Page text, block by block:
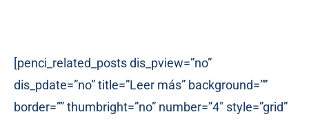
[penci_related_posts dis_pview=”no”
dis_pdate=”no” title=”Leer más” background=””
border=”” thumbright=”no” number=”4″ style=”grid”